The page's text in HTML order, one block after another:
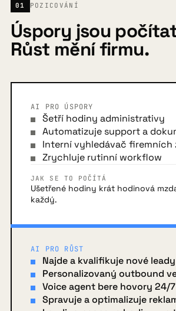
01 POZICOVÁNÍ
Úspory jsou
Růst mění firmu.
AI PRO ÚSPORY
Šetří hodiny administrativy
Automatizuje support a
Interní vyhledávač firemních
Zrychluje rutinní workflow
JAK SE TO POČÍTÁ
Ušetřené hodiny krát hodinová
každý.
AI PRO RŮST
Najde a kvalifikuje nové leady
Personalizovaný outbound
Voice agent bere hovory 24/7
Spravuje a optimalizuje